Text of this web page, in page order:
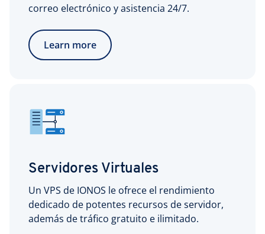
correo electrónico y asistencia 24/7.
Learn more
Servidores Virtuales
Un VPS de IONOS le ofrece el rendimiento
dedicado de potentes recursos de servidor,
además de tráfico gratuito e ilimitado.